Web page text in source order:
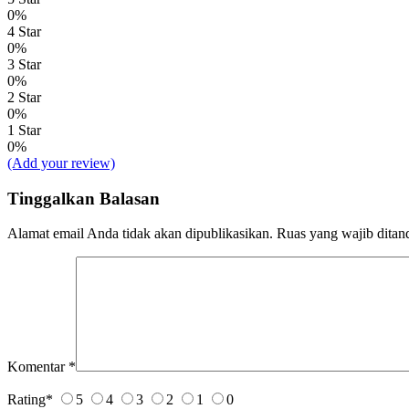
0%
4 Star
0%
3 Star
0%
2 Star
0%
1 Star
0%
(Add your review)
Tinggalkan Balasan
Alamat email Anda tidak akan dipublikasikan. Ruas yang wajib
Komentar *
Rating* 5 4 3 2 1 0